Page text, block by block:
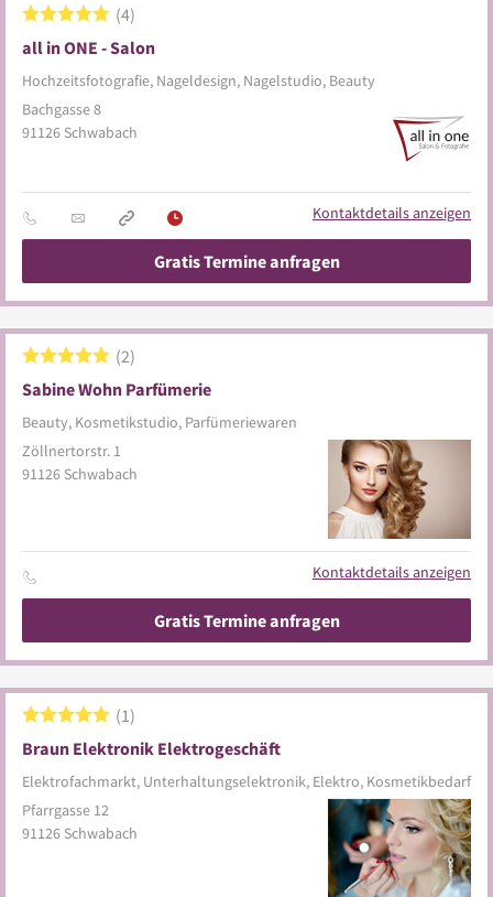
all in ONE - Salon
Hochzeitsfotografie, Nageldesign, Nagelstudio, Beauty
4
Bachgasse 8
91126 Schwabach
Kontaktdetails anzeigen
Gratis Termine anfragen
Sabine Wohn Parfümerie
Beauty, Kosmetikstudio, Parfümeriewaren
2
Zöllnertorstr. 1
91126 Schwabach
Kontaktdetails anzeigen
Gratis Termine anfragen
Braun Elektronik Elektrogeschäft
Elektrofachmarkt, Unterhaltungselektronik, Elektro, Kosmetikbedarf
1
Pfarrgasse 12
91126 Schwabach